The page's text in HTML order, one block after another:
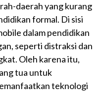
daerah yang kurang
formal. Di sisi
dalam pendidikan
seperti distraksi dan
Oleh karena itu,
tua untuk
teknologi